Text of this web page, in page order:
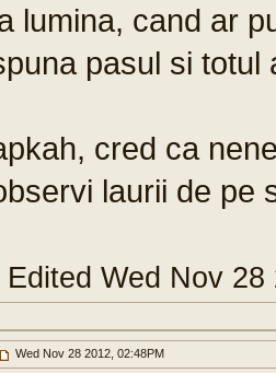
lumina, cand ar
pasul si totul
cred ca
laurii de pe
Edited Wed Nov
Wed Nov 28 2012, 02:48PM